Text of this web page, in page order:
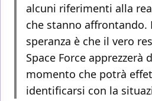
alcuni riferimenti alla
che stanno affrontando.
speranza è che il vero
Space Force apprezzerà
momento che potrà
identificarsi con la